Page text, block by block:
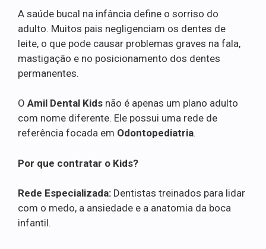
A saúde bucal na infância define o sorriso do
adulto. Muitos pais negligenciam os dentes de
leite, o que pode causar problemas graves na fala,
mastigação e no posicionamento dos dentes
permanentes.
O Amil Dental Kids não é apenas um plano adulto
com nome diferente. Ele possui uma rede de
referência focada em Odontopediatria.
Por que contratar o Kids?
Rede Especializada: Dentistas treinados para lidar
com o medo, a ansiedade e a anatomia da boca
infantil.